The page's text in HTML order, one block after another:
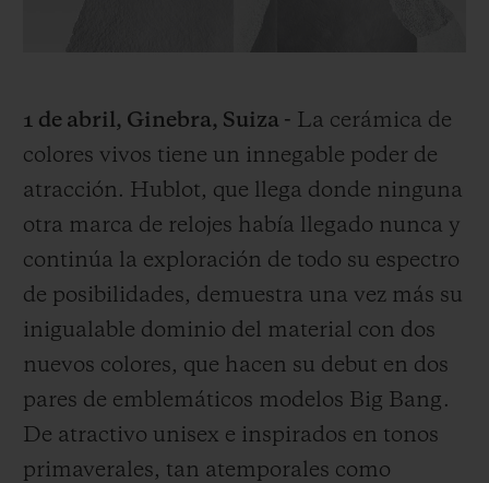
1 de abril, Ginebra, Suiza - La cerámica de
colores vivos tiene un innegable poder de
atracción. Hublot, que llega donde ninguna
otra marca de relojes había llegado nunca y
continúa la exploración de todo su espectro
de posibilidades, demuestra una vez más su
inigualable dominio del material con dos
nuevos colores, que hacen su debut en dos
pares de emblemáticos modelos Big Bang.
De atractivo unisex e inspirados en tonos
primaverales, tan atemporales como
DEVOLUCIONES Y ENVÍOS GRATUITOS
ESTUCHE DE REGALO
CONTACTO